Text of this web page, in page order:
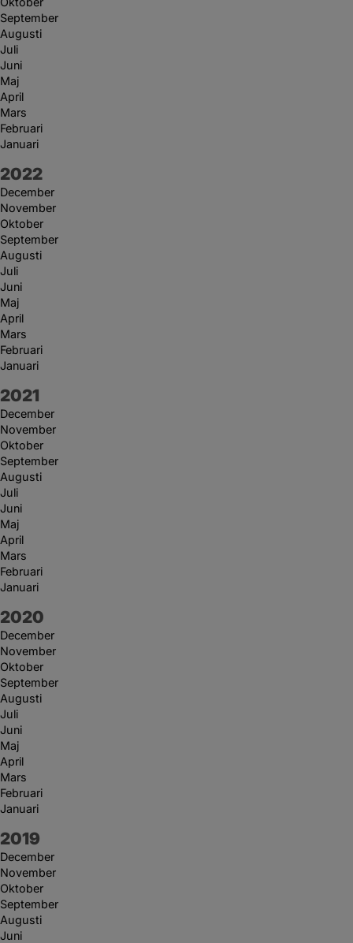
September
Augusti
Juli
Juni
Maj
April
Mars
Februari
Januari
År:
2022
December
November
Oktober
September
Augusti
Juli
Juni
Maj
April
Mars
Februari
Januari
År:
2021
December
November
Oktober
September
Augusti
Juli
Juni
Maj
April
Mars
Februari
Januari
År:
2020
December
November
Oktober
September
Augusti
Juli
Juni
Maj
April
Mars
Februari
Januari
År:
2019
December
November
Oktober
September
Augusti
Juni